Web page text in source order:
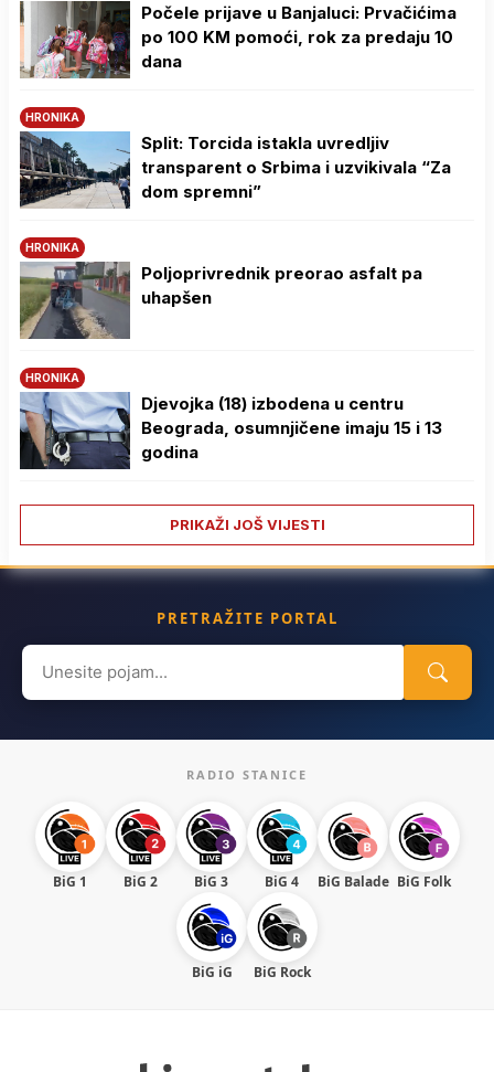
Počele prijave u Banjaluci: Prvačićima
po 100 KM pomoći, rok za predaju 10
dana
HRONIKA
Split: Torcida istakla uvredljiv
transparent o Srbima i uzvikivala “Za
dom spremni”
HRONIKA
Poljoprivrednik preorao asfalt pa
uhapšen
HRONIKA
Djevojka (18) izbodena u centru
Beograda, osumnjičene imaju 15 i 13
godina
PRIKAŽI JOŠ VIJESTI
PRETRAŽITE PORTAL
Search
for:
RADIO STANICE
BiG 1 BiG 2 BiG 3 BiG 4 BiG Balade BiG Folk
BiG iG BiG Rock